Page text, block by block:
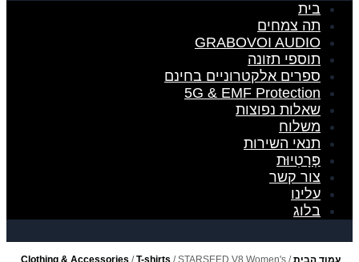
בית
תה צמחים
GRABOVOI AUDIO
תוספי תזונה
ספרים אלקטרוניים בחינם
5G & EMF Protection
שאלות נפוצות
משלוח
תנאי השירות
פְּרָטִיוּת
צור קשר
עלינו
בלוג
עמוד הבית/
Clothing & Accessories /T-shirts / STARSEED V8 Women's